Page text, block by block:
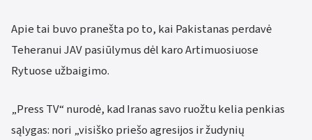
Apie tai buvo pranešta po to, kai Pakistanas perdavė
Teheranui JAV pasiūlymus dėl karo Artimuosiuose
Rytuose užbaigimo.
„Press TV“ nurodė, kad Iranas savo ruožtu kelia penkias
sąlygas: nori „visiško priešo agresijos ir žudynių